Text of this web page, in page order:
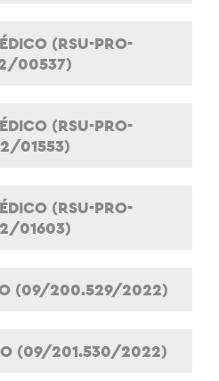
(RSU-PRO-
00537)
(RSU-PRO-
01553)
(RSU-PRO-
01603)
(09/200.529/2022)
(09/201.530/2022)